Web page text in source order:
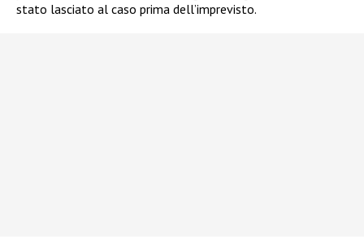
stato lasciato al caso prima dell’imprevisto.